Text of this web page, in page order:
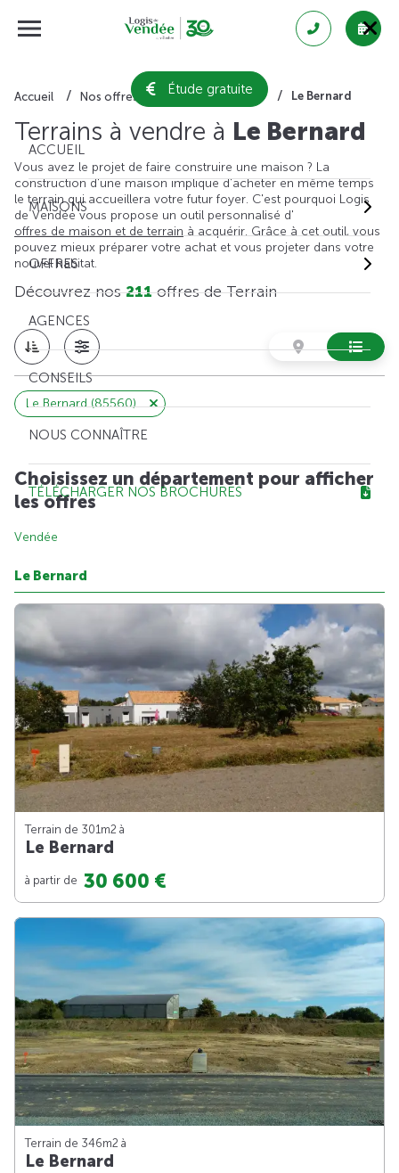
Étude gratuite
ACCUEIL
MAISONS
OFFRES
AGENCES
CONSEILS
NOUS CONNAÎTRE
TÉLÉCHARGER NOS BROCHURES
Accueil Nos offres de terrain Vendée Le Bernard
Terrains à vendre à Le Bernard
Vous avez le projet de faire construire une maison ? La
construction d'une maison implique d'acheter en même temps
le terrain qui accueillera votre futur foyer. C'est pourquoi Logis
de Vendée vous propose un outil personnalisé d'
offres de maison et de terrain à acquérir. Grâce à cet outil, vous
pouvez mieux préparer votre achat et vous projeter dans votre
nouvel habitat.
Découvrez nos211offres de Terrain
Le Bernard (85560)
Choisissez un département pour afficher
les offres
Vendée
Le Bernard
Terrain de 301m2 à
Le Bernard
à partir de 30 600 €
Terrain de 346m2 à
Le Bernard